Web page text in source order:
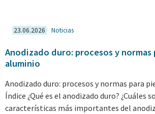
23.06.2026 Noticias
Anodizado duro: procesos y normas
aluminio
Anodizado duro: procesos y normas para
Índice ¿Qué es el anodizado duro? ¿Cuáles
características más importantes del